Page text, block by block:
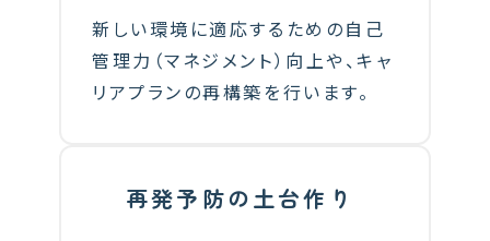
新しい環境に適応するための自己
管理力（マネジメント）向上や、キャ
リアプランの再構築を行います。
再発予防の土台作り